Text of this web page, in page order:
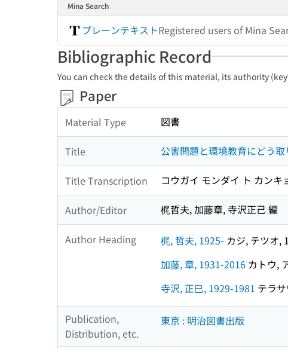
Mina Search
プレーンテキストRegistered users of Mina
Bibliographic Record
You can check the details of this material, its authority
Paper
Material Type 図書
Title 公害問題と環境教育にどう
Title Transcription コウガイ モンダイ ト カン
Author/Editor 梶哲夫, 加藤章, 寺沢正己 編
Author Heading 梶, 哲夫, 1925- カジ, テツオ,
加藤, 章, 1931-2016 カトウ,
寺沢, 正巳, 1929-1981 テラ
Publication,
Distribution, etc.
東京 : 明治図書出版